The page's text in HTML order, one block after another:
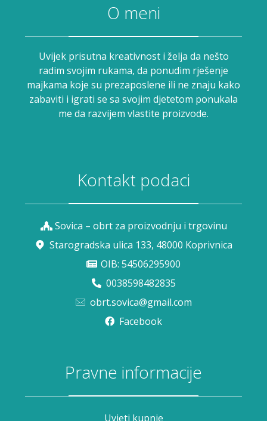
O meni
Uvijek prisutna kreativnost i želja da nešto
radim svojim rukama, da ponudim rješenje
majkama koje su prezaposlene ili ne znaju kako
zabaviti i igrati se sa svojim djetetom ponukala
me da razvijem vlastite proizvode.
Kontakt podaci
Sovica – obrt za proizvodnju i trgovinu
Starogradska ulica 133, 48000 Koprivnica
OIB: 54506295900
0038598482835
obrt.sovica@gmail.com
Facebook
Pravne informacije
Uvjeti kupnje